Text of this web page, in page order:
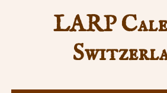
LARP